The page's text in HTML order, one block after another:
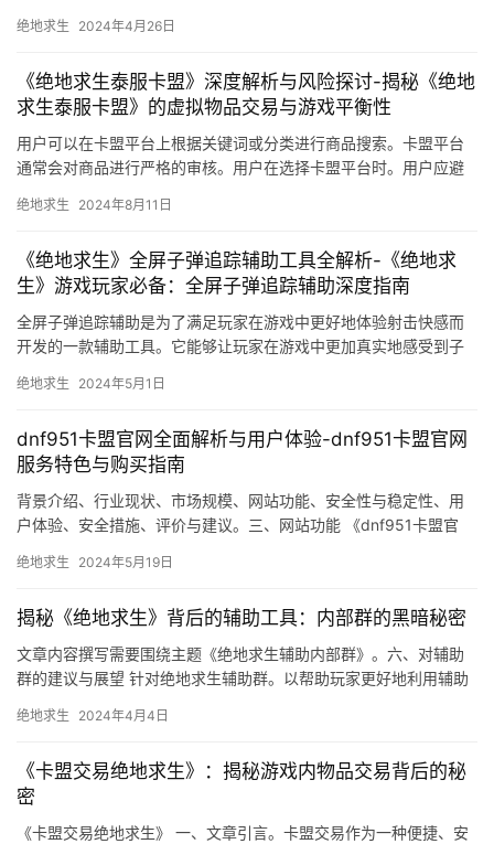
绝地求生 2024年4月26日
《绝地求生泰服卡盟》深度解析与风险探讨-揭秘《绝地
求生泰服卡盟》的虚拟物品交易与游戏平衡性
用户可以在卡盟平台上根据关键词或分类进行商品搜索。卡盟平台
通常会对商品进行严格的审核。用户在选择卡盟平台时。用户应避
绝地求生 2024年8月11日
《绝地求生》全屏子弹追踪辅助工具全解析-《绝地求
生》游戏玩家必备：全屏子弹追踪辅助深度指南
全屏子弹追踪辅助是为了满足玩家在游戏中更好地体验射击快感而
开发的一款辅助工具。它能够让玩家在游戏中更加真实地感受到子
绝地求生 2024年5月1日
dnf951卡盟官网全面解析与用户体验-dnf951卡盟官网
服务特色与购买指南
背景介绍、行业现状、市场规模、网站功能、安全性与稳定性、用
户体验、安全措施、评价与建议。三、网站功能 《dnf951卡盟官
绝地求生 2024年5月19日
揭秘《绝地求生》背后的辅助工具：内部群的黑暗秘密
文章内容撰写需要围绕主题《绝地求生辅助内部群》。六、对辅助
群的建议与展望 针对绝地求生辅助群。以帮助玩家更好地利用辅助
绝地求生 2024年4月4日
《卡盟交易绝地求生》：揭秘游戏内物品交易背后的秘
密
《卡盟交易绝地求生》 一、文章引言。卡盟交易作为一种便捷、安